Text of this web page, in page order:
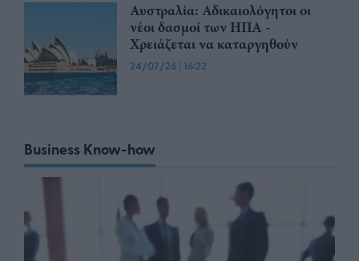
Αυστραλία: Αδικαιολόγητοι οι
νέοι δασμοί των ΗΠΑ -
Χρειάζεται να καταργηθούν
24/07/26 | 16:22
Business Know-how